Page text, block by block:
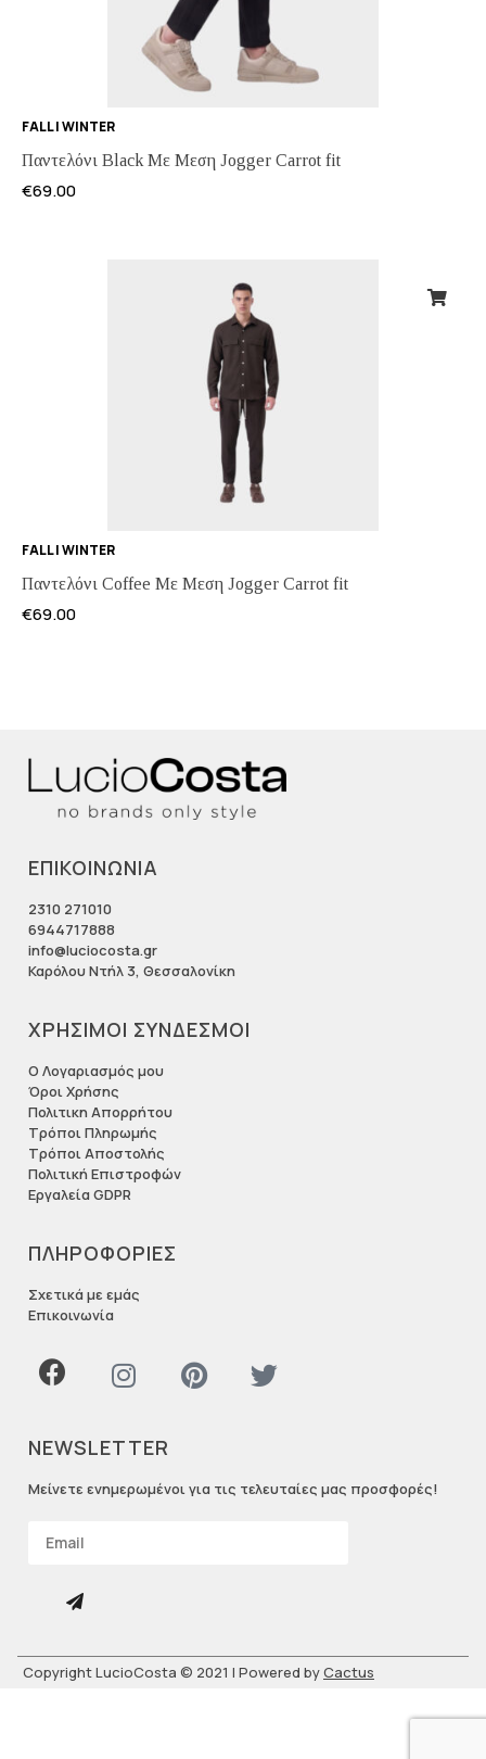
FALL | WINTER
Παντελόνι Black Με Μεση Jogger Carrot fit
€69.00
FALL | WINTER
Παντελόνι Coffee Με Μεση Jogger Carrot fit
€69.00
ΕΠΙΚΟΙΝΩΝΙΑ
2310 271010
6944717888
info@luciocosta.gr
Καρόλου Ντήλ 3, Θεσσαλονίκη
ΧΡΗΣΙΜΟΙ ΣΥΝΔΕΣΜΟΙ
Ο Λογαριασμός μου
Όροι Χρήσης
Πολιτικη Απορρήτου
Τρόποι Πληρωμής
Τρόποι Αποστολής
Πολιτική Επιστροφών
Εργαλεία GDPR
ΠΛΗΡΟΦΟΡΙΕΣ
Σχετικά με εμάς
Επικοινωνία
NEWSLETTER
Μείνετε ενημερωμένοι για τις τελευταίες μας προσφορές!
Copyright LucioCosta © 2021 | Powered byCactus